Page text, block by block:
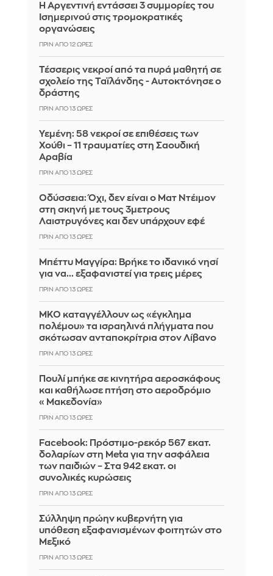
Η Αργεντινή εντάσσει 3 συμμορίες του
Ισημερινού στις τρομοκρατικές
οργανώσεις
ΠΡΙΝ ΑΠΌ 12 ΏΡΕΣ
Τέσσερις νεκροί από τα πυρά μαθητή σε
σχολείο της Ταϊλάνδης - Αυτοκτόνησε ο
δράστης
ΠΡΙΝ ΑΠΌ 13 ΏΡΕΣ
Υεμένη: 58 νεκροί σε επιθέσεις των
Χούθι – 11 τραυματίες στη Σαουδική
Αραβία
ΠΡΙΝ ΑΠΌ 13 ΏΡΕΣ
Οδύσσεια: Όχι, δεν είναι ο Ματ Ντέιμον
στη σκηνή με τους 3μετρους
Λαιστρυγόνες και δεν υπάρχουν εφέ
ΠΡΙΝ ΑΠΌ 13 ΏΡΕΣ
Μπέττυ Μαγγίρα: Βρήκε το ιδανικό νησί
για να... εξαφανιστεί για τρεις μέρες
ΠΡΙΝ ΑΠΌ 13 ΏΡΕΣ
ΜΚΟ καταγγέλλουν ως «έγκλημα
πολέμου» τα ισραηλινά πλήγματα που
σκότωσαν ανταποκρίτρια στον Λίβανο
ΠΡΙΝ ΑΠΌ 13 ΏΡΕΣ
Πουλί μπήκε σε κινητήρα αεροσκάφους
και καθήλωσε πτήση στο αεροδρόμιο
«Μακεδονία»
ΠΡΙΝ ΑΠΌ 13 ΏΡΕΣ
Facebook: Πρόστιμο-ρεκόρ 567 εκατ.
δολαρίων στη Meta για την ασφάλεια
των παιδιών – Στα 942 εκατ. οι
συνολικές κυρώσεις
ΠΡΙΝ ΑΠΌ 13 ΏΡΕΣ
Σύλληψη πρώην κυβερνήτη για
υπόθεση εξαφανισμένων φοιτητών στο
Μεξικό
ΠΡΙΝ ΑΠΌ 13 ΏΡΕΣ